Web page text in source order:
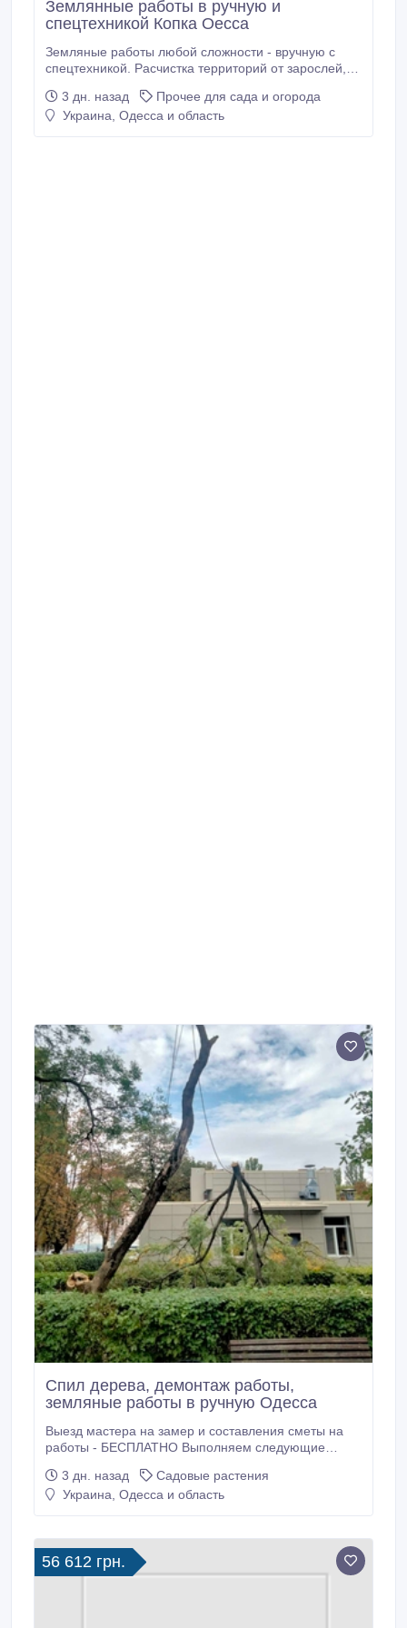
Землянные работы в ручную и
спецтехникой Копка Оесса
Земляные работы любой сложности - вручную с
спецтехникой. Расчистка территорий от зарослей,
територий, помещений!! Демонтажные работы всех
видов и любой сложности. Снос, разборка домов
3 дн. назад
Прочее для сада и огорода
Украина, Одесса и область
Спил дерева, демонтаж работы,
земляные работы в ручную Одесса
Выезд мастера на замер и составления сметы на
работы - БЕСПЛАТНО Выполняем следующие
строений - демонтаж перестенков - демонтаж
бетона - демонтаж стяжки , штукатурки и т.д . Вывоз
3 дн. назад
Садовые растения
Украина, Одесса и область
56 612 грн.